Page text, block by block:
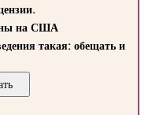
на США
такая: обещать и